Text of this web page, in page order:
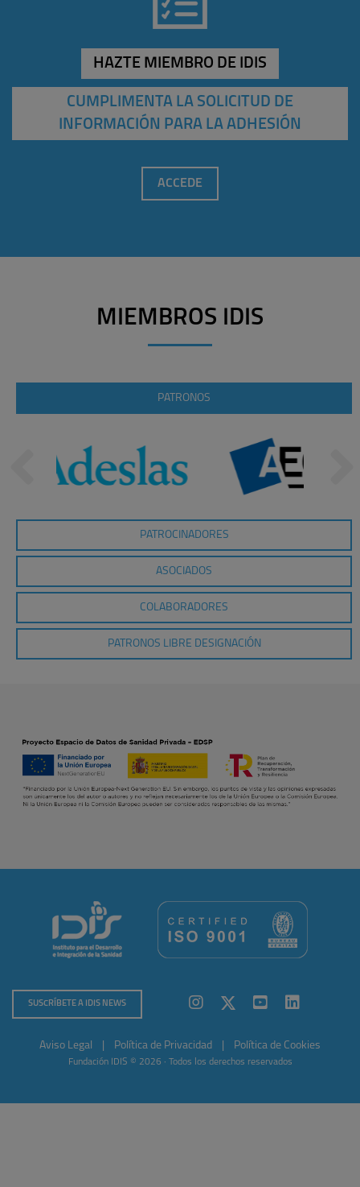
HAZTE MIEMBRO DE IDIS
CUMPLIMENTA LA SOLICITUD DE
INFORMACIÓN PARA LA ADHESIÓN
ACCEDE
MIEMBROS IDIS
PATRONOS
PATROCINADORES
ASOCIADOS
COLABORADORES
PATRONOS LIBRE DESIGNACIÓN
SUSCRÍBETE A IDIS NEWS
Aviso Legal Política de Privacidad Política de Cookies
Fundación IDIS © 2026 · Todos los derechos reservados